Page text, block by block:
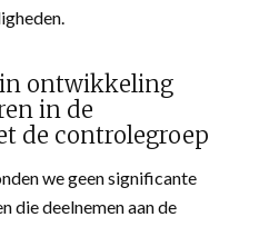
ontwikkeling
in de
de controlegroep
we geen significante
die deelnemen aan de